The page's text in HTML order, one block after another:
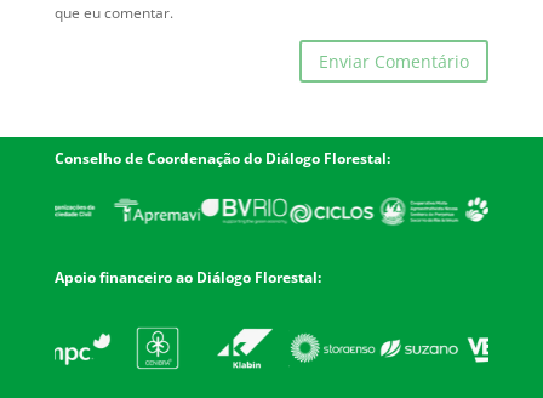
que eu comentar.
Conselho de Coordenação do Diálogo Florestal:
Apoio financeiro ao Diálogo Florestal: